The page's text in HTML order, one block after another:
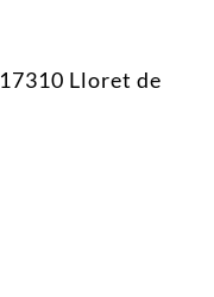
Lloret de